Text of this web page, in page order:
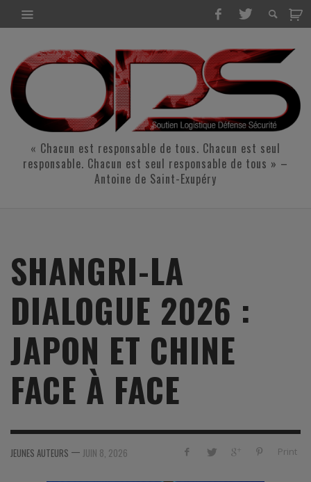
« Chacun est responsable de tous. Chacun est seul
responsable. Chacun est seul responsable de tous » –
Antoine de Saint-Exupéry
SHANGRI-LA
DIALOGUE 2026 :
JAPON ET CHINE
FACE À FACE
Print
JEUNES AUTEURS — JUIN 8, 2026